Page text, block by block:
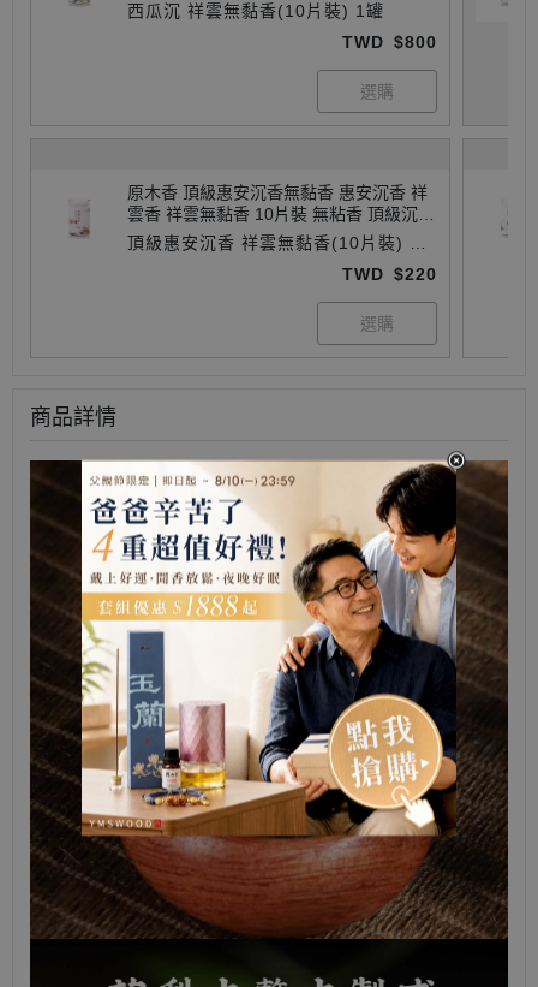
壓 療癒 開運 除障 除穢 濃縮3倍香氣 無黏
西瓜沉 祥雲無黏香(10片裝) 1罐
TWD $800
原木香 頂級惠安沉香無黏香 惠安沉香 祥
雲香 祥雲無黏香 10片裝 無粘香 頂級沉香
惠安系 沉香 天然香 室內薰香 淨化空氣 淨
化磁場 放鬆 舒壓 療癒 開運 除障 除穢 濃
頂級惠安沉香 祥雲無黏香(10片裝) 1
TWD $220
商品詳情